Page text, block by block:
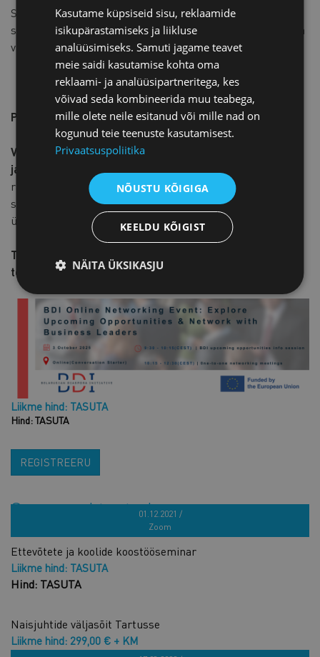
See samm on oluline projekti usaldusväärsuse
säilitamiseks ja selle eesmärkide toetamiseks — edendada
vaba ja demokraatlikku ärikeskkonda.
Projektist:
Valgevene diasporaa projekt
jaanuaris
raames pakutakse osalejatele erinevaid tegevusi,
sealhulgas koolitusi, mentorlust, osalust erinevatel
üritustel ja õppevisiitidel.
Tutvu
tegevustest!
Liikme hind: TASUTA
Hind: TASUTA
REGISTREERU
Sarnased tooted01.12.2021 /
Zoom
Ettevõtete ja koolide koostööseminar
Liikme hind: TASUTA
Hind: TASUTA
Naisjuhtide väljasõit Tartusse
Liikme hind: 299,00 € + KM
Kasutame küpsiseid sisu, reklaamide
isikupärastamiseks ja liikluse
analüüsimiseks. Samuti jagame teavet
meie saidi kasutamise kohta oma
reklaami- ja analüüsipartneritega, kes
võivad seda kombineerida muu teabega,
mille olete neile esitanud või mille nad on
kogunud teie teenuste kasutamisest.
Privaatsuspoliitika
NÕUSTU KÕIGIGA
KEELDU KÕIGIST
NÄITA ÜKSIKASJU